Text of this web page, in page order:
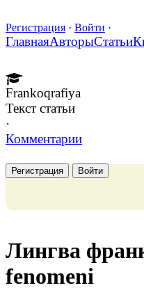
Регистрация · Войти ·
ГлавнаяАвторыСтатьи
Frankoqrafiya
Текст статьи
·
Комментарии
Регистрация Войти
Лингва
fenomeni